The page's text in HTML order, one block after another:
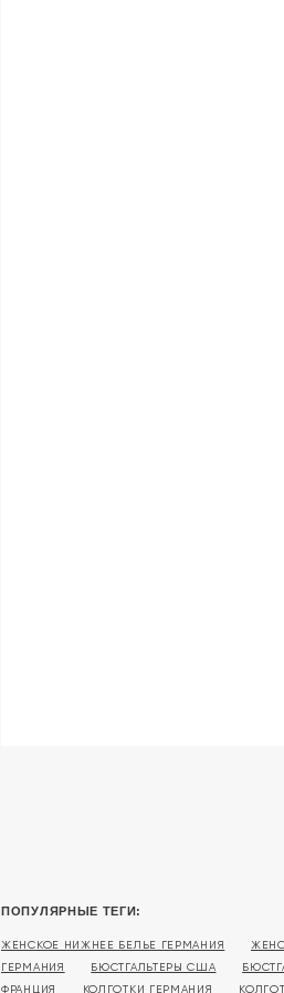
ПОПУЛЯРНЫЕ ТЕГИ:
ЖЕНСКОЕ НИЖНЕЕ БЕЛЬЕ ГЕРМАНИЯ
ГЕРМАНИЯ
БЮСТГАЛЬТЕРЫ США
ФРАНЦИЯ
КОЛГОТКИ ГЕРМАНИЯ